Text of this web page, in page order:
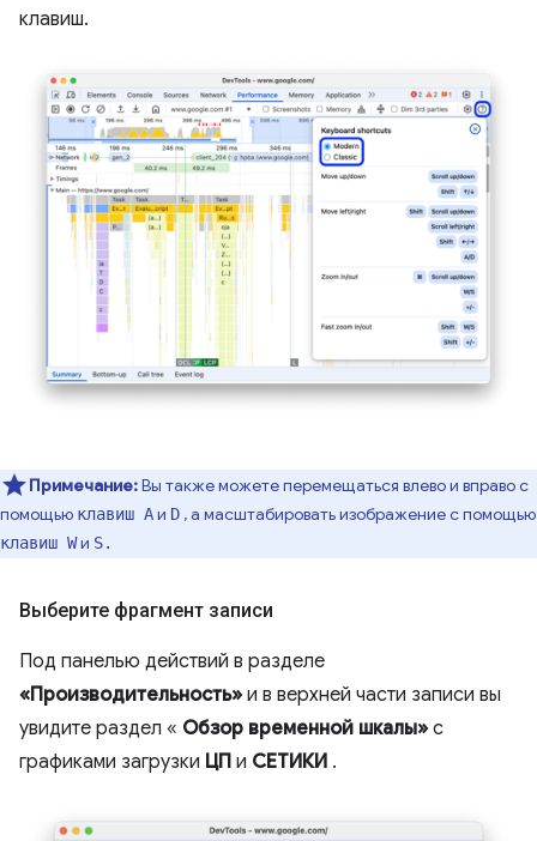
клавиш.
Примечание:Вы также можете перемещаться влево и вправо с
помощью клавиш Aи D , а масштабировать изображение с помощью
клавиш Wи S.
Выберите фрагмент записи
Под панелью действий в разделе
«Производительность» и в верхней части записи вы
увидите раздел « Обзор временной шкалы» с
графиками загрузки ЦП и СЕТИКИ .